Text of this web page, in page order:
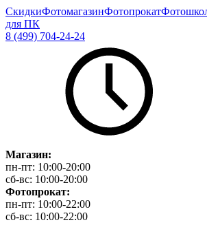
СкидкиФотомагазинФотопрокат
для ПК
8 (499) 704-24-24
Магазин:
пн-пт: 10:00-20:00
сб-вс: 10:00-20:00
Фотопрокат:
пн-пт: 10:00-22:00
сб-вс: 10:00-22:00